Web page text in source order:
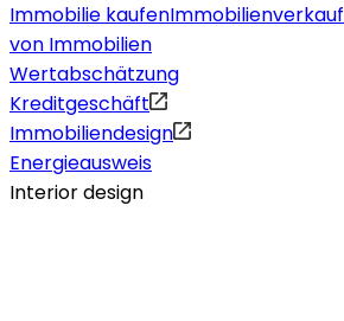
Immobilie kaufenImmobilienverkauf
von Immobilien
Wertabschätzung
Kreditgeschäft
Immobiliendesign
Energieausweis
Interior design